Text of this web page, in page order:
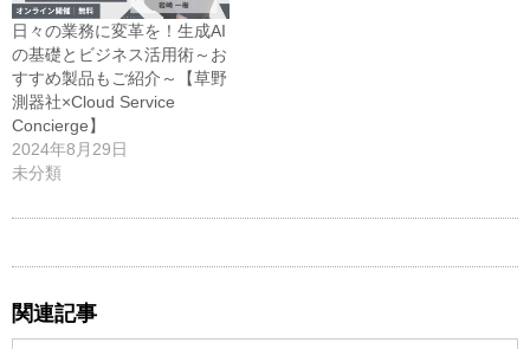
日々の業務に変革を！生成AI
の基礎とビジネス活用術～お
すすめ製品もご紹介～【草野
測器社×Cloud Service
Concierge】
2024年8月29日
未分類
関連記事